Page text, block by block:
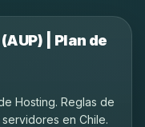
| Plan de
Hosting. Reglas de
en Chile.